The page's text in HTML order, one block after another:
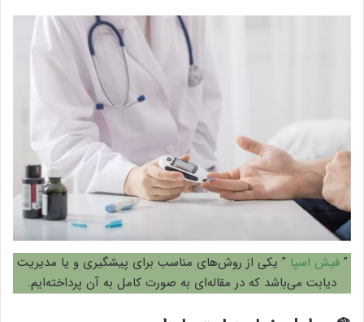
”فیش اسپا ” یکی از روش‌های مناسب برای پیشگیری و یا مدیریت
دیابت می‌باشد که در مقاله‌ای به صورت کامل به آن پرداخته‌ایم.